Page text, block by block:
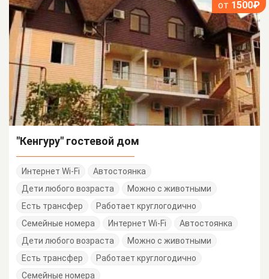
от 1500₽
"Кенгуру" гостевой дом
Интернет Wi-Fi
Автостоянка
Дети любого возраста
Можно с животными
Есть трансфер
Работает круглогодично
Семейные номера
Интернет Wi-Fi
Автостоянка
Дети любого возраста
Можно с животными
Есть трансфер
Работает круглогодично
Семейные номера